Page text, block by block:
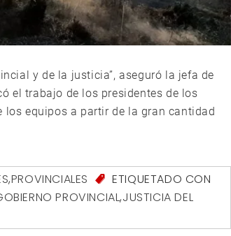
y de la justicia”, aseguró la jefa de
el trabajo de los presidentes de los
los equipos a partir de la gran cantidad
,PROVINCIALES
ETIQUETADO CON
PROVINCIAL,JUSTICIA DEL